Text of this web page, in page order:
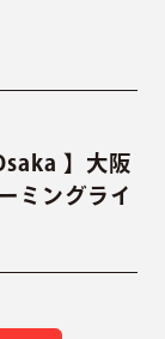
】大阪
ミングライ